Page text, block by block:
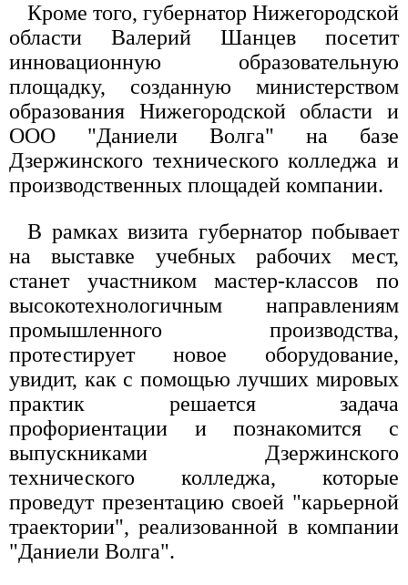
Кроме того, губернатор Нижегородской
области Валерий Шанцев посетит
инновационную образовательную
площадку, созданную министерством
образования Нижегородской области и
ООО "Даниели Волга" на базе
Дзержинского технического колледжа и
производственных площадей компании.
В рамках визита губернатор побывает
на выставке учебных рабочих мест,
станет участником мастер-классов по
высокотехнологичным направлениям
промышленного производства,
протестирует новое оборудование,
увидит, как с помощью лучших мировых
практик решается задача
профориентации и познакомится с
выпускниками Дзержинского
технического колледжа, которые
проведут презентацию своей "карьерной
траектории", реализованной в компании
"Даниели Волга".